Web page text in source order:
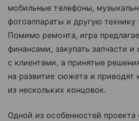
мобильные телефоны,
фотоаппараты и другую технику
Помимо ремонта, игра
финансами, закупать запчасти и
с клиентами, а принятые
на развитие сюжета и приводят
из нескольких концовок.
Одной из особенностей проекта